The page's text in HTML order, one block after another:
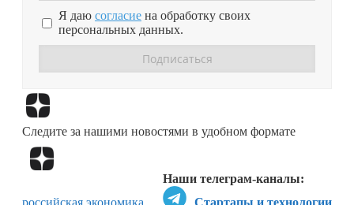
Я даю согласие на обработку своих
персональных данных.
Следите за нашими новостями в удобном формате
Наши телеграм-каналы:
Стартапы и технологии
российская экономика